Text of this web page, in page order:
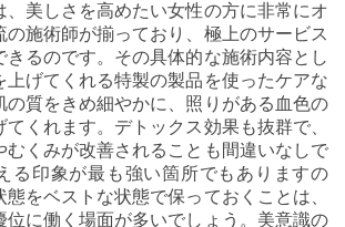
、美しさを高めたい女性の方に非常にオ
の施術師が揃っており、極上のサービス
きるのです。その具体的な施術内容とし
上げてくれる特製の製品を使ったケアな
の質をきめ細やかに、照りがある血色の
くれます。デトックス効果も抜群で、
むくみが改善されることも間違いなしで
る印象が最も強い箇所でもありますの
をベストな状態で保っておくことは、
位に働く場面が多いでしょう。美意識の